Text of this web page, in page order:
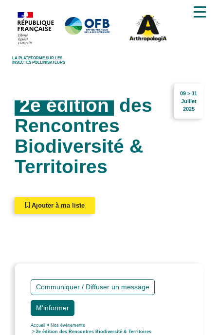
LA PLATEFORME SUR LES
INSECTES POLLINISATEURS
09 > 11
Juillet
2025
2e édition des
Rencontres
Biodiversité &
Territoires
Ajouter à ma liste
Communiquer / Diffuser un message
M'informer
Accueil > Nos évènements
> 2e édition des Rencontres Biodiversité & Territoires